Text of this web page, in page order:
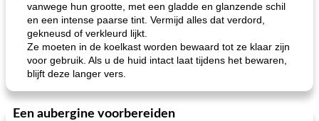
vanwege hun grootte, met een gladde en glanzende schil
en een intense paarse tint. Vermijd alles dat verdord,
gekneusd of verkleurd lijkt.
Ze moeten in de koelkast worden bewaard tot ze klaar zijn
voor gebruik. Als u de huid intact laat tijdens het bewaren,
blijft deze langer vers.
Een aubergine voorbereiden